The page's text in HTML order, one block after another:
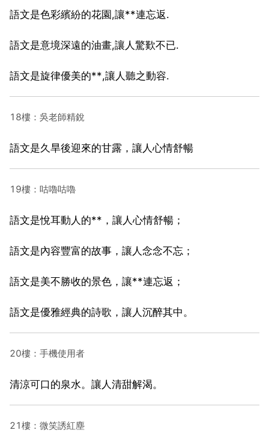
語文是色彩繽紛的花園,讓**連忘返.
語文是意境深遠的油畫,讓人驚歎不已.
語文是旋律優美的**,讓人聽之動容.
18樓：吳老師精銳
語文是久旱後迎來的甘露，讓人心情舒暢
19樓：咕嚕咕嚕
語文是悅耳動人的**，讓人心情舒暢；
語文是內容豐富的故事，讓人念念不忘；
語文是美不勝收的景色，讓**連忘返；
語文是優雅經典的詩歌，讓人沉醉其中。
20樓：手機使用者
清涼可口的泉水。讓人清甜解渴。
21樓：微笑誘紅塵